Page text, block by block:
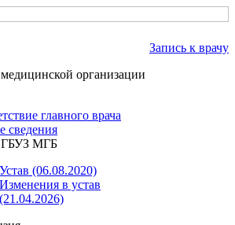
Запись к врачу
организации
главного врача
сведения
ГБУЗ МГБ
Устав (06.08.2020)
Изменения в устав
(21.04.2026)